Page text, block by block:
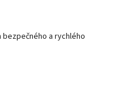
bezpečného a rychlého